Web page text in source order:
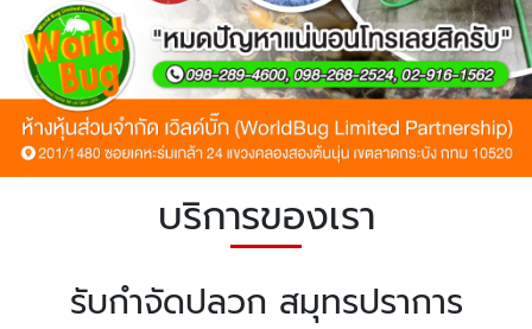
บริการของเรา
รับกำจัดปลวก สมุทรปราการ